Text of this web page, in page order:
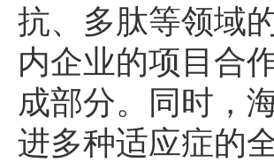
抗、多肽等领域
内企业的项目合
成部分。同时，
进多种适应症的